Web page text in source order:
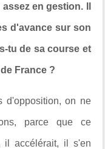
en gestion. Il
d'avance sur son
tu de sa course et
France ?
d'opposition, on ne
parce que ce
il accélérait, il s'en